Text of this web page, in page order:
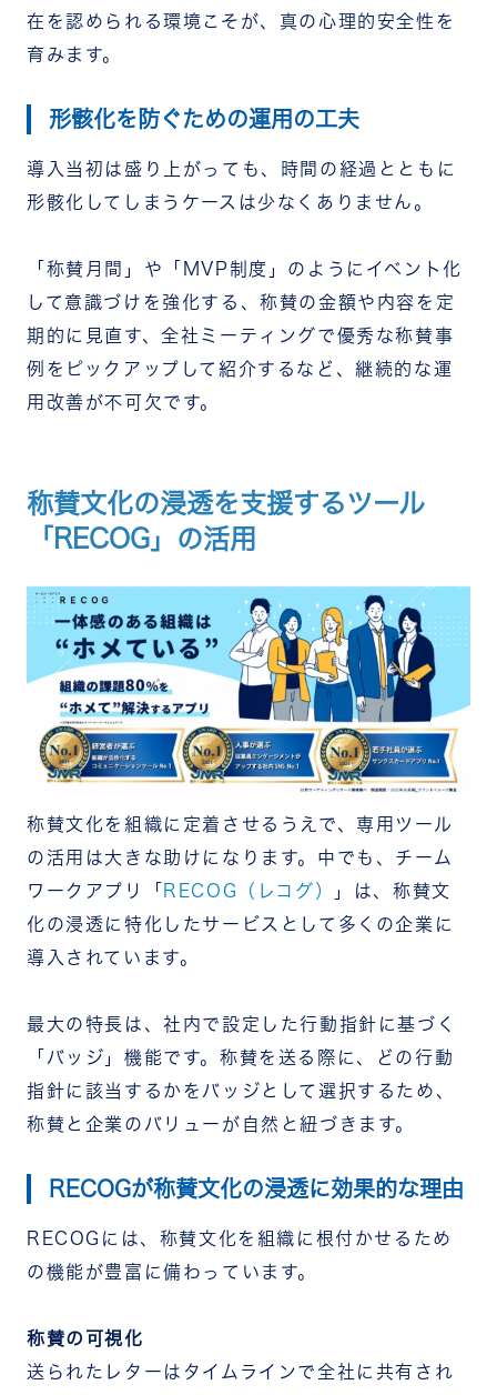
在を認められる環境こそが、真の心理的安全性を
育みます。
形骸化を防ぐための運用の工夫
導入当初は盛り上がっても、時間の経過とともに
形骸化してしまうケースは少なくありません。
「称賛月間」や「MVP制度」のようにイベント化
して意識づけを強化する、称賛の金額や内容を定
期的に見直す、全社ミーティングで優秀な称賛事
例をピックアップして紹介するなど、継続的な運
用改善が不可欠です。
称賛文化の浸透を支援するツール
「RECOG」の活用
称賛文化を組織に定着させるうえで、専用ツール
の活用は大きな助けになります。中でも、チーム
ワークアプリ「 RECOG（レコグ）
」は、称賛文
化の浸透に特化したサービスとして多くの企業に
導入されています。
最大の特長は、社内で設定した行動指針に基づく
「バッジ」機能です。称賛を送る際に、どの行動
指針に該当するかをバッジとして選択するため、
称賛と企業のバリューが自然と紐づきます。
RECOGが称賛文化の浸透に効果的な理由
RECOGには、称賛文化を組織に根付かせるため
の機能が豊富に備わっています。
称賛の可視化
送られたレターはタイムラインで全社に共有され